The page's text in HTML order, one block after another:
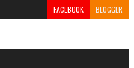
FACEBOOK BLOGGER